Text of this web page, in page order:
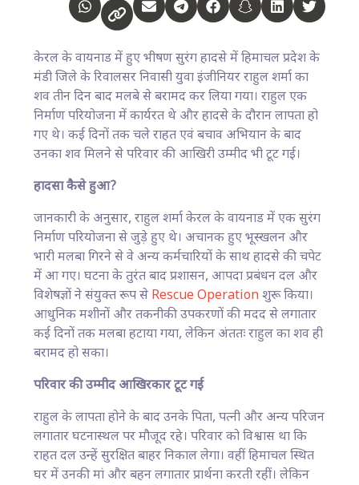
केरल के वायनाड में हुए भीषण सुरंग हादसे में हिमाचल प्रदेश के
मंडी जिले के रिवालसर निवासी युवा इंजीनियर राहुल शर्मा का
शव तीन दिन बाद मलबे से बरामद कर लिया गया। राहुल एक
निर्माण परियोजना में कार्यरत थे और हादसे के दौरान लापता हो
गए थे। कई दिनों तक चले राहत एवं बचाव अभियान के बाद
उनका शव मिलने से परिवार की आखिरी उम्मीद भी टूट गई।
हादसा कैसे हुआ?
जानकारी के अनुसार, राहुल शर्मा केरल के वायनाड में एक सुरंग
निर्माण परियोजना से जुड़े हुए थे। अचानक हुए भूस्खलन और
भारी मलबा गिरने से वे अन्य कर्मचारियों के साथ हादसे की चपेट
में आ गए। घटना के तुरंत बाद प्रशासन, आपदा प्रबंधन दल और
विशेषज्ञों ने संयुक्त रूप से Rescue Operationशुरू किया।
आधुनिक मशीनों और तकनीकी उपकरणों की मदद से लगातार
कई दिनों तक मलबा हटाया गया, लेकिन अंततः राहुल का शव ही
बरामद हो सका।
परिवार की उम्मीद आखिरकार टूट गई
राहुल के लापता होने के बाद उनके पिता, पत्नी और अन्य परिजन
लगातार घटनास्थल पर मौजूद रहे। परिवार को विश्वास था कि
राहत दल उन्हें सुरक्षित बाहर निकाल लेगा। वहीं हिमाचल स्थित
घर में उनकी मां और बहन लगातार प्रार्थना करती रहीं। लेकिन